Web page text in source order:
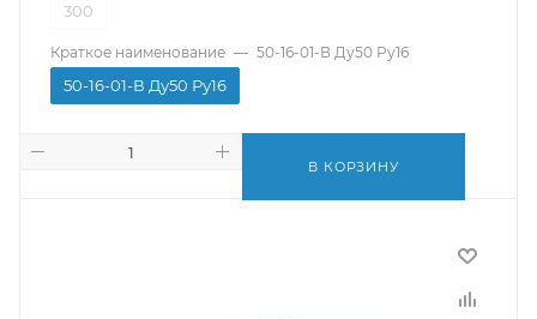
300
Краткое наименование — 50-16-01-В Ду50 Ру16
50-16-01-В Ду50 Ру16
В КОРЗИНУ